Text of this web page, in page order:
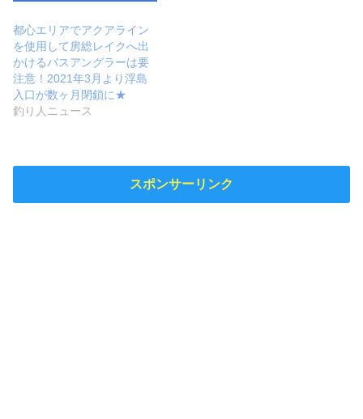
都心エリアでアクアライン
を使用して房総レイクへ出
かけるバスアングラーは要
注意！2021年3月より浮島
入口が数ヶ月閉鎖に★
釣り人ニュース
スポンサーリンク